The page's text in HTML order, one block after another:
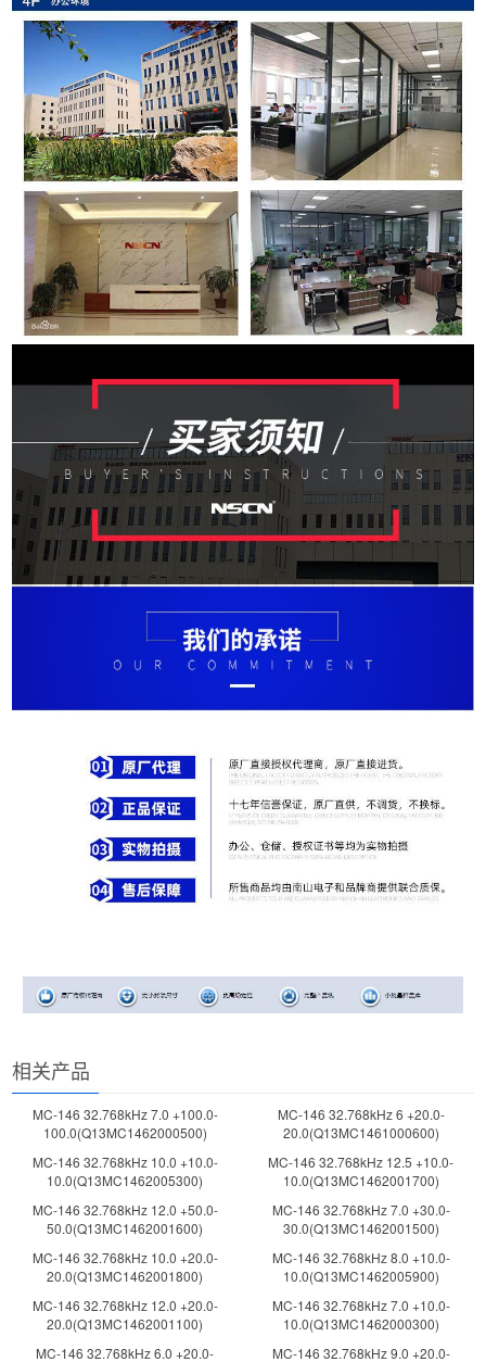
相关产品
MC-146 32.768kHz 7.0 +100.0-
100.0(Q13MC1462000500)
MC-146 32.768kHz 6 +20.0-
20.0(Q13MC1461000600)
MC-146 32.768kHz 10.0 +10.0-
10.0(Q13MC1462005300)
MC-146 32.768kHz 12.5 +10.0-
10.0(Q13MC1462001700)
MC-146 32.768kHz 12.0 +50.0-
50.0(Q13MC1462001600)
MC-146 32.768kHz 7.0 +30.0-
30.0(Q13MC1462001500)
MC-146 32.768kHz 10.0 +20.0-
20.0(Q13MC1462001800)
MC-146 32.768kHz 8.0 +10.0-
10.0(Q13MC1462005900)
MC-146 32.768kHz 12.0 +20.0-
20.0(Q13MC1462001100)
MC-146 32.768kHz 7.0 +10.0-
10.0(Q13MC1462000300)
MC-146 32.768kHz 6.0 +20.0-
MC-146 32.768kHz 9.0 +20.0-